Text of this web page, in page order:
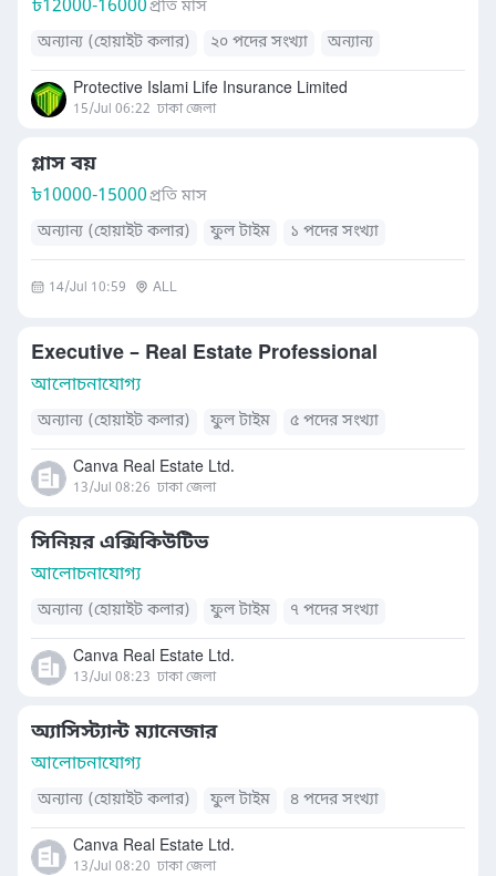
৳12000-16000প্রতি মাস
অন্যান্য (হোয়াইট কলার)
২০ পদের সংখ্যা অন্যান্য
Protective Islami Life Insurance Limited
15/Jul 06:22 ঢাকা জেলা
গ্লাস বয়
৳10000-15000প্রতি মাস
অন্যান্য (হোয়াইট কলার)
ফুল টাইম ১ পদের সংখ্যা
14/Jul 10:59 ALL
Executive – Real Estate Professional
আলোচনাযোগ্য
অন্যান্য (হোয়াইট কলার) ফুল টাইম ৫ পদের সংখ্যা
Canva Real Estate Ltd.
13/Jul 08:26 ঢাকা জেলা
সিনিয়র এক্সিকিউটিভ
আলোচনাযোগ্য
অন্যান্য (হোয়াইট কলার) ফুল টাইম ৭ পদের সংখ্যা
Canva Real Estate Ltd.
13/Jul 08:23 ঢাকা জেলা
অ্যাসিস্ট্যান্ট ম্যানেজার
আলোচনাযোগ্য
অন্যান্য (হোয়াইট কলার) ফুল টাইম ৪ পদের সংখ্যা
Canva Real Estate Ltd.
13/Jul 08:20 ঢাকা জেলা